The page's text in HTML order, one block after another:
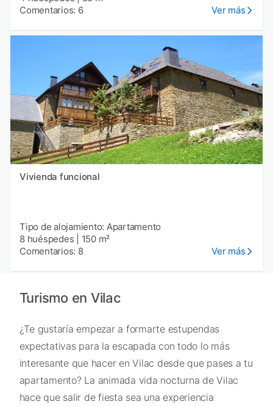
Comentarios: 6
Ver más
Vivienda funcional
Tipo de alojamiento: Apartamento
8 huéspedes
150 m²
Comentarios: 8
Ver más
Turismo en Vilac
¿Te gustaría empezar a formarte estupendas
expectativas para la escapada con todo lo más
interesante que hacer en Vilac desde que pases a tu
apartamento? La animada vida nocturna de Vilac
hace que salir de fiesta sea una experiencia